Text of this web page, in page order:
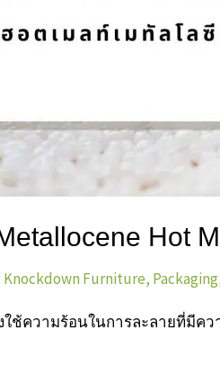
Hot
Knockdown Furniture, Packaging
ใช้ความร้อนในการละลายที่มี